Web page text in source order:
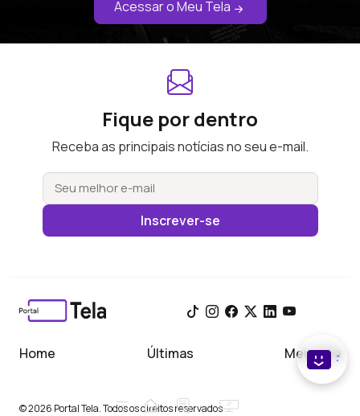
Acessar o Meu Tela
Fique por dentro
Receba as principais notícias no seu e-mail.
Inscrever-se
Home Últimas Meu Tela
© 2026 Portal Tela. Todos os direitos reservados